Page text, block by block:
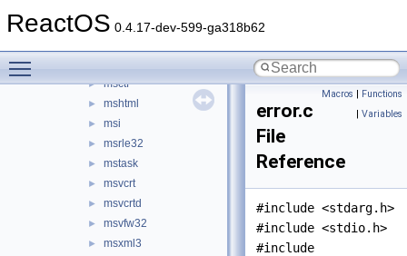
ReactOS 0.4.17-dev-599-ga318b62
► msacm32
► msctf
► mshtml
► msi
► msrle32
► mstask
► msvcrt
► msvcrtd
► msvfw32
► msxml3
Macros | Functions
| Variables
error.c
File
Reference
#include <stdarg.h>
#include <stdio.h>
#include